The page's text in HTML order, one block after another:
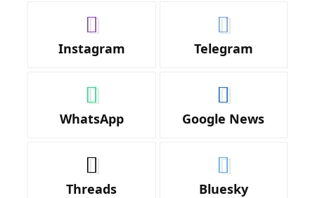
Instagram Telegram
WhatsApp Google News
Threads Bluesky